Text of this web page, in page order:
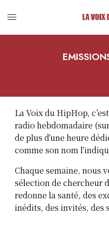
La Voix du HipHop,
radio hebdomadaire
de plus d’une heure
comme son nom
Chaque semaine, nous
sélection de chercheur
redonne la santé, des
inédits, des invités, des